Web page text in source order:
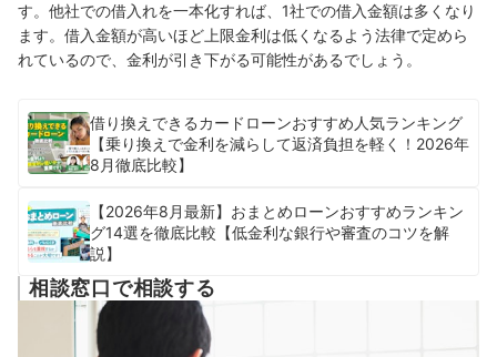
す。 他社での借入れを一本化すれば、1社での借入金額は多くなり
ます。 借入金額が高いほど上限金利は低くなるよう法律で定めら
れているので、 金利が引き下がる可能性があるでしょう。
借り換えできるカードローンおすすめ人気ランキング
【乗り換えで金利を減らして返済負担を軽く！2026年
8月徹底比較】
【2026年8月最新】おまとめローンおすすめランキン
グ14選を徹底比較【低金利な銀行や審査のコツを解
説】
相談窓口で相談する